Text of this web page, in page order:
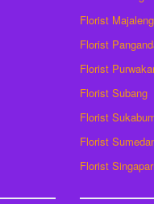
Florist
Florist
Florist
Florist Subang
Florist
Florist
Florist